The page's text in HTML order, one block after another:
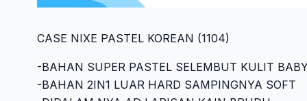
CASE NIXE PASTEL KOREAN (1104)
-BAHAN SUPER PASTEL SELEMBUT KULIT
-BAHAN 2IN1 LUAR HARD SAMPINGNYA SOFT